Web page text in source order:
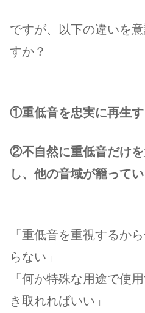
ですが、以下の違いを
すか？
①重低音を忠実に再生
②不自然に重低音だけ
し、他の音域が籠って
「重低音を重視するか
らない」
「何か特殊な用途で使
き取れればいい」